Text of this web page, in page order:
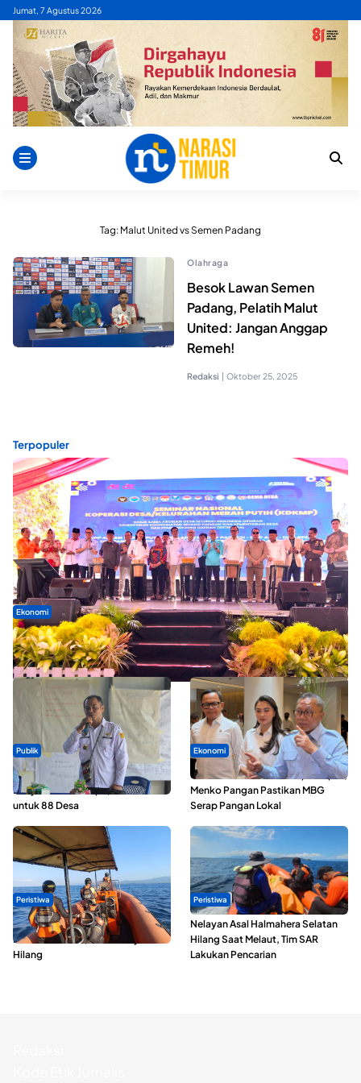
Skip
content
Jumat, 7 Agustus 2026
Tag: Malut United vs Semen Padang
Olahraga
Besok Lawan Semen
Padang, Pelatih Malut
United: Jangan Anggap
Remeh!
Redaksi | Oktober 25, 2025
Terpopuler
Ekonomi
Seminar di Ternate, Mendes Perkuat Sinergi Percepatan
Kopdes Merah Putih
Publik
ABDESI Morotai Apresiasi
Penyaluran ADD Rp3,13 Miliar
untuk 88 Desa
Ekonomi
SPPG di Maluku Utara Dipercepat,
Menko Pangan Pastikan MBG
Serap Pangan Lokal
Peristiwa
Dua Longboat Bertabrakan di
Perairan Taliabu, Satu Nelayan
Hilang
Peristiwa
Nelayan Asal Halmahera Selatan
Hilang Saat Melaut, Tim SAR
Lakukan Pencarian